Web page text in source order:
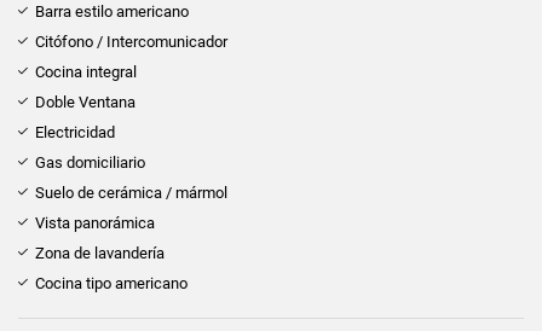
Barra estilo americano
Citófono / Intercomunicador
Cocina integral
Doble Ventana
Electricidad
Gas domiciliario
Suelo de cerámica / mármol
Vista panorámica
Zona de lavandería
Cocina tipo americano